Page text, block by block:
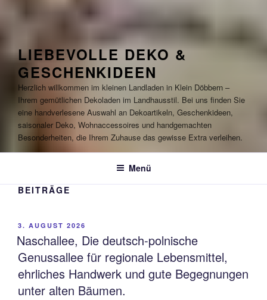
LIEBEVOLLE DEKO &
GESCHENKIDEEN
Herzlich willkommen im kleinen Landladen in Klein Döbbern –
Ihrem gemütlichen Dekoladen im Landhausstil. Bei uns finden Sie
eine handverlesene Auswahl an Dekoartikeln, Geschenkideen,
saisonaler Deko, Wohnaccessoires und handgemachten
Besonderheiten, die Ihrem Zuhause das gewisse Extra verleihen.
Menü
BEITRÄGE
VERÖFFENTLICHT
AM
3. AUGUST 2026
Naschallee, Die deutsch-polnische
Genussallee für regionale Lebensmittel,
ehrliches Handwerk und gute Begegnungen
unter alten Bäumen.